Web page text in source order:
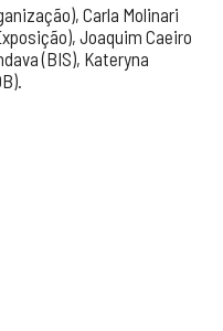
Carla Molinari
Joaquim Caeiro
(BIS), Kateryna